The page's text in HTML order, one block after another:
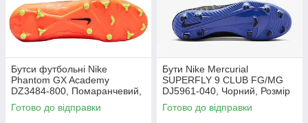
Бутси футбольні Nike
Phantom GX Academy
DZ3484-800, Помаранчевий,
Розмір (EU) - 39
Готово до відправки
Бути Nike Mercurial
SUPERFLY 9 CLUB FG/MG
DJ5961-040, Чорний, Розмір
(EU) - 42
Готово до відправки